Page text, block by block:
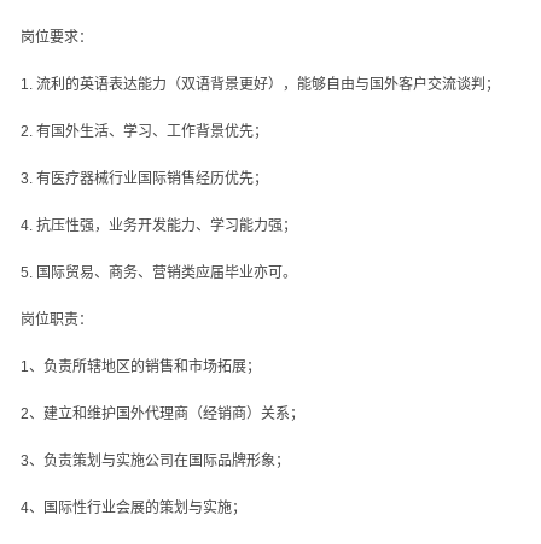
岗位要求：
1. 流利的英语表达能力（双语背景更好），能够自由与国外客户交流谈判；
2. 有国外生活、学习、工作背景优先；
3. 有医疗器械行业国际销售经历优先；
4. 抗压性强，业务开发能力、学习能力强；
5. 国际贸易、商务、营销类应届毕业亦可。
岗位职责：
1 、负责所辖地区的销售和市场拓展；
2、建立和维护国外代理商（经销商）关系；
3、负责策划与实施公司在国际品牌形象；
4、国际性行业会展的策划与实施；